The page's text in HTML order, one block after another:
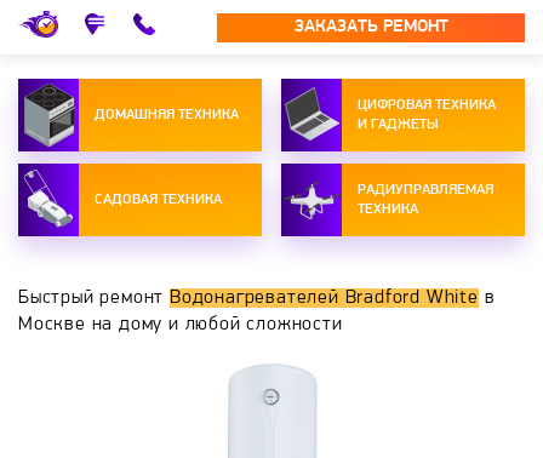
ЗАКАЗАТЬ РЕМОНТ
ДОМАШНЯЯ ТЕХНИКА
ЦИФРОВАЯ ТЕХНИКА
И ГАДЖЕТЫ
САДОВАЯ ТЕХНИКА
РАДИУПРАВЛЯЕМАЯ
ТЕХНИКА
Быстрый ремонт Водонагревателей Bradford White в
Москве на дому и любой сложности